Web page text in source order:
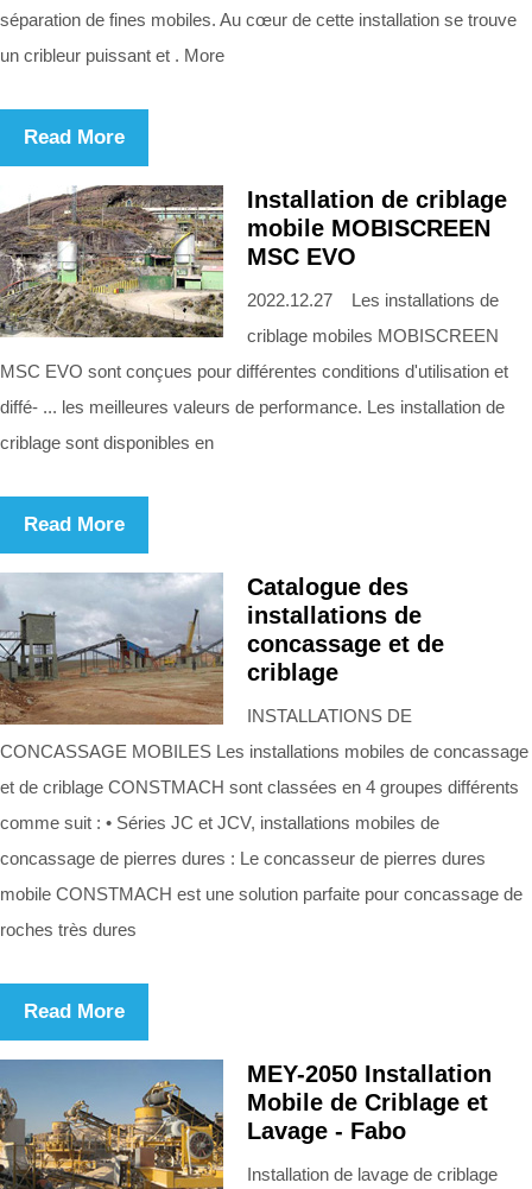
séparation de fines mobiles. Au cœur de cette installation se trouve
un cribleur puissant et . More
Read More
Installation de criblage
mobile MOBISCREEN
MSC EVO
2022.12.27 Les installations de
criblage mobiles MOBISCREEN
MSC EVO sont conçues pour différentes conditions d'utilisation et
diffé- ... les meilleures valeurs de performance. Les installation de
criblage sont disponibles en
Read More
Catalogue des
installations de
concassage et de
criblage
INSTALLATIONS DE
CONCASSAGE MOBILES Les installations mobiles de concassage
et de criblage CONSTMACH sont classées en 4 groupes différents
comme suit : • Séries JC et JCV, installations mobiles de
concassage de pierres dures : Le concasseur de pierres dures
mobile CONSTMACH est une solution parfaite pour concassage de
roches très dures
Read More
MEY-2050 Installation
Mobile de Criblage et
Lavage - Fabo
Installation de lavage de criblage